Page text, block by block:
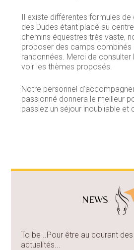
Il existe différentes formules de
des Dudes étant placé au
chemins équestres très vaste,
proposer des camps combinés
randonnées. Merci de consulter
voir les thèmes proposés.
Notre personnel
passionné donnera le meilleur
passiez un séjour inoubliable et
NEWS
To be ..Pour être au courant
actualités...